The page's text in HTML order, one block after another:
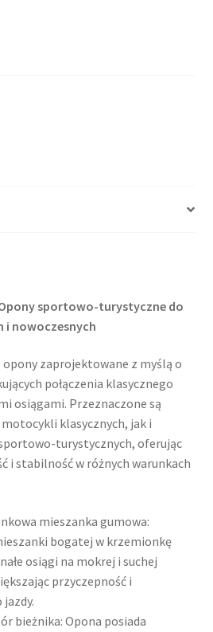
Opony sportowo-turystyczne do
i nowoczesnych
zaprojektowane z myślą o
połączenia klasycznego
osiągami. Przeznaczone są
klasycznych, jak i
turystycznych, oferując
i stabilność w różnych warunkach
mieszanka gumowa:
bogatej w krzemionkę
osiągi na mokrej i suchej
przyczepność i
bieżnika: Opona posiada